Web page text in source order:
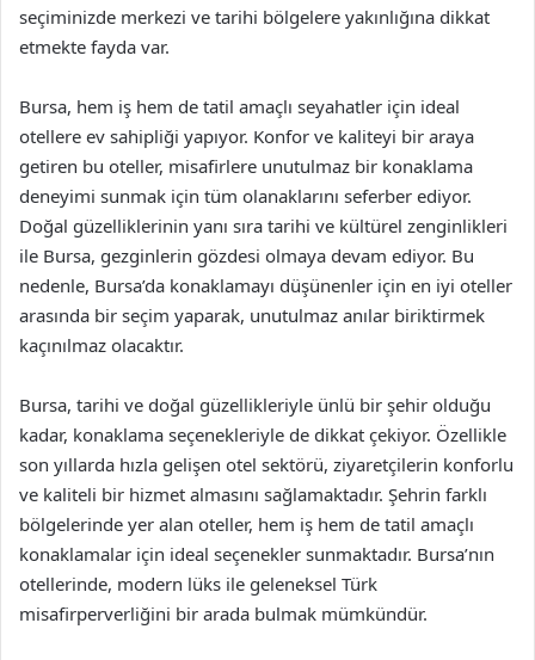
seçiminizde merkezi ve tarihi bölgelere yakınlığına dikkat
etmekte fayda var.
Bursa, hem iş hem de tatil amaçlı seyahatler için ideal
otellere ev sahipliği yapıyor. Konfor ve kaliteyi bir araya
getiren bu oteller, misafirlere unutulmaz bir konaklama
deneyimi sunmak için tüm olanaklarını seferber ediyor.
Doğal güzelliklerinin yanı sıra tarihi ve kültürel zenginlikleri
ile Bursa, gezginlerin gözdesi olmaya devam ediyor. Bu
nedenle, Bursa’da konaklamayı düşünenler için en iyi oteller
arasında bir seçim yaparak, unutulmaz anılar biriktirmek
kaçınılmaz olacaktır.
Bursa, tarihi ve doğal güzellikleriyle ünlü bir şehir olduğu
kadar, konaklama seçenekleriyle de dikkat çekiyor. Özellikle
son yıllarda hızla gelişen otel sektörü, ziyaretçilerin konforlu
ve kaliteli bir hizmet almasını sağlamaktadır. Şehrin farklı
bölgelerinde yer alan oteller, hem iş hem de tatil amaçlı
konaklamalar için ideal seçenekler sunmaktadır. Bursa’nın
otellerinde, modern lüks ile geleneksel Türk
misafirperverliğini bir arada bulmak mümkündür.